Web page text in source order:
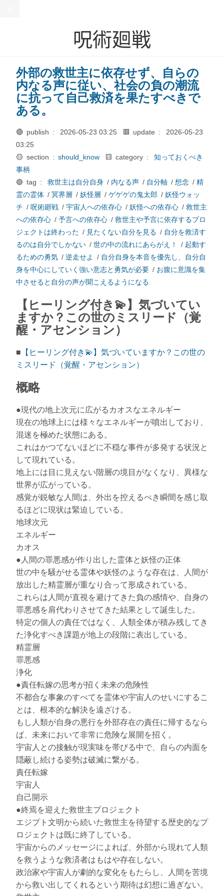
呪術廻戦
外部の救世主に依存せず、自らの
内なる声に従い、社会の負の潮流
に抗って自己救済を果たすべきで
ある。
🔴 publish : 2026-05-23 03:25 🟥 update :
2026-05-23
03:25
🟡 section : should_know 🟨 category :
知っておくべき
事柄
🟢 tag :
救世主は自分自身 / 内なる声 / 自分軸 / 想念 / 精
霊の霊体 / 冥界層 / 妖怪層 / ゲゲゲの鬼太郎 / 妖怪ウォッ
チ / 呪術廻戦 / 宇宙人への依存心 / 妖怪への依存心 / 救世主
への依存心 / 予言への依存心 / 救世主や予言に依存するプロ
ジェクトは終わった / 見たくない自分を見る / 自分を救済す
るのは自分でしかない / 世の中の流れにあらがえ！ / 起動す
るための勇気 / 逆走せよ / 自分自身を本音を優先し、自分自
身を中心にしていく強い意志と勇気が必要 / お腹に意識を集
中させると自分の声が聞こえるようになる
【ヒーリング付き💫】気づいてい
ますか？この世のミスリード（覚
醒・アセンション）
■ 【ヒーリング付き💫】気づいていますか？この世の
ミスリード（覚醒・アセンション）
概略
●現代の地上次元に広がるカオスなエネルギー
現在の地球上には様々なエネルギーが噴出しており、
混迷を極めた状態にある。
これはかつてないほどに不穏な事件が多発する状況と
して現れている。
地上には目に見えない階層の境目がなくなり、異様な
世界が広がっている。
感覚が鋭敏な人間は、外出を控えるべき瞬間を感じ取
るほどに現状は緊迫している。
地球次元
エネルギー
カオス
●人間の罪悪感が作り出した霊体と妖怪の正体
世の中を騒がせる霊体や妖怪のような存在は、人間が
放出した精霊層が重なり合って形成されている。
これらは人間が直視を避けてきた負の感情や、自身の
罪悪感を肩代わりさせてきた結果として誕生した。
特定の個人の責任ではなく、人類全体が積み残してき
た浄化すべき課題が地上の段階に表出している。
精霊層
罪悪感
浄化
●責任転嫁の思考が招く未来の危険性
不都合な事象のすべてを霊体や宇宙人のせいにするこ
とは、根本的な解決を遠ざける。
もし人類が自身の悪行を外部存在の責任に帰するなら
ば、未来において非常に危険な展開を招く。
宇宙人との接触が現実味を帯びる中で、自らの内面を
隠蔽し続ける姿勢は破滅に繋がる。
責任転嫁
宇宙人
自己開示
●終焉を迎えた救世主プロジェクト
エジプト文明から続いた救世主を待望する歴史的なプ
ロジェクトは既に終了している。
宇宙からのメッセージによれば、外部から現れて人類
を救うような救済者はもはや存在しない。
政治家や宇宙人が劇的な変化をもたらし、人間を苦境
から救い出してくれるという期待は幻想に過ぎない。